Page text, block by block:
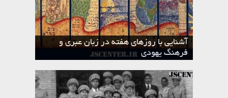
آشنایی با روزهای هفته در زبان عبری و
فرهنگ یهودی
ماه نیسان در تقویم عبری و میراث یهود
تقویم عبری
ماه شواط در تقویم عبری و میراث یهود
ماه طوت در تقویم عبری و میراث یهود
ماه حشوان در تقویم عبری و میراث یهود
ماه تیشری در تقویم عبری و میراث یهود
ماه الول در تقویم عبری و میراث یهود